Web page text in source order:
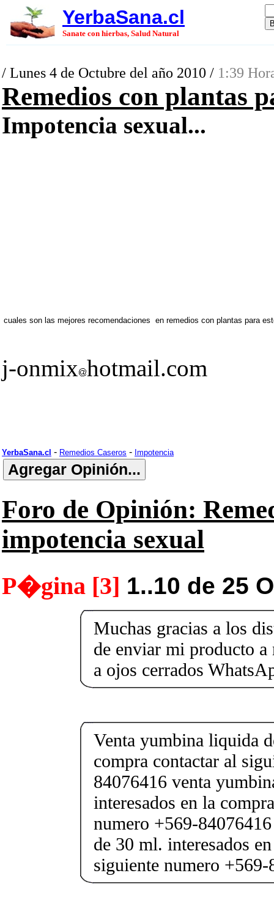
YerbaSana.cl
Sanate con hierbas, Salud Natural
/ Lunes 4 de Octubre del año 2010 / 1:39
Remedios con plantas
Impotencia sexual...
cuales son las mejores recomendaciones en remedios con plantas para
j-onmix hotmail.com
YerbaSana.cl - Remedios Caseros - Impotencia
Foro de Opinión:
impotencia sexual
P�gina [3] 1..10 de 25
Muchas gracias a los
de enviar mi producto
a ojos cerrados
Venta yumbina liquida
compra contactar al
84076416 venta
interesados en la
numero +569-
de 30 ml. interesados
siguiente numero